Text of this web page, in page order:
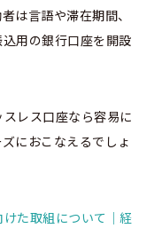
は言語や滞在期間、
用の銀行口座を開設
レス口座なら容易に
におこなえるでしょ
た取組について｜経